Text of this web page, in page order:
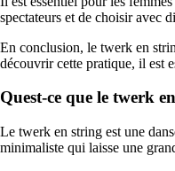
spectateurs et de choisir avec
En conclusion, le twerk en
découvrir cette pratique, il est
Quest-ce que le twerk
Le twerk en string est une
minimaliste qui laisse une